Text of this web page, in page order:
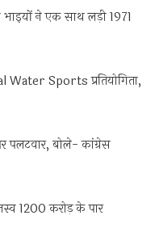
ने एक साथ लड़ी 1971
Sports प्रतियोगिता,
पलटवार, बोले- कांग्रेस
1200 करोड़ के पार